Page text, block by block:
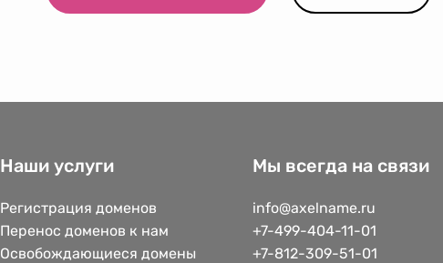
Наши услуги
Регистрация доменов
Перенос доменов к нам
Освобождающиеся домены
Мы всегда на связи
info@axelname.ru
+7-499-404-11-01
+7-812-309-51-01